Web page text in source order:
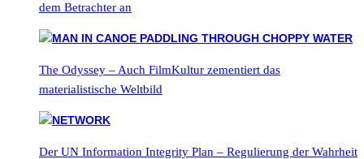
dem Betrachter an
The Odyssey – Auch FilmKultur zementiert das
materialistische Weltbild
Der UN Information Integrity Plan – Regulierung der Wahrheit